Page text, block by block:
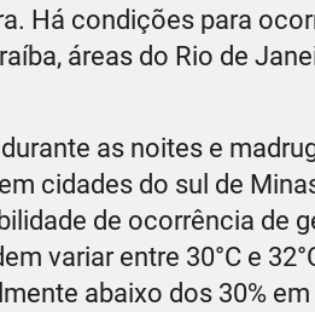
Há condições para
áreas do Rio de
as noites e
cidades do sul de
de ocorrência de
variar entre 30°C e
abaixo dos 30%